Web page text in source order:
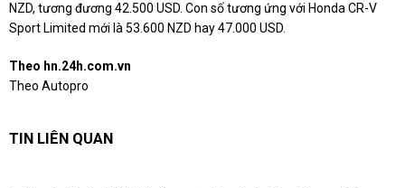
NZD, tương đương 42.500 USD. Con số tương ứng với Honda CR-V
Sport Limited mới là 53.600 NZD hay 47.000 USD.
Theo hn.24h.com.vn
Theo Autopro
TIN LIÊN QUAN